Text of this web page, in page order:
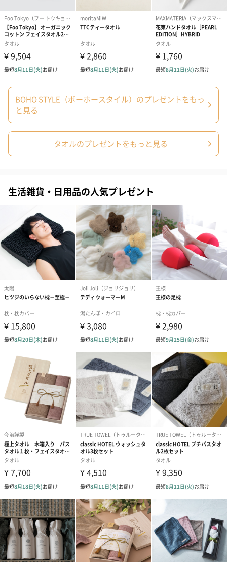
写真付きメッセージカ
ード（680円）
写真付きメッセージカ
ード（Thank you）ピ
【誕生日】
Birthday ホワ
刷なし）（
ギフトラッピングを施してお届けいたします。
コットン巾着 【誕生
コットン巾着 【誕生
日】（スモーキーピン
ク）M（550円）
とう】 M（
のしカード
商品の形質上、のしを直接添付できない商品にのし風のカードを
同梱します。
※のし下はご記入いただけません。
※カードのデザインは一部変更する場合があります。
結婚祝い（御結婚御
祝）（110円）
出産祝い（御出産御
祝）（110円）
内祝い_蝶結
（110円）
結婚祝いちょい足しギフト
結婚祝いギフトへの＋αにおすすめです。新生活を彩るギフトオプ
ションをご用意いたしました。
商品と同梱してお届けいたします。
BOHO STYLE（ボーホースタイル）のプレゼントをもっ
と見る
タオルのプレゼントをもっと見る
生活雑貨・日用品の人気プレゼント